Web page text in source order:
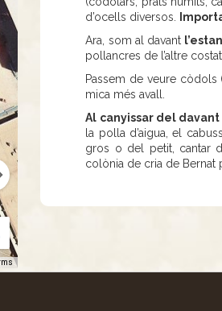
d’ocells diversos.
Ara, som al davant
pollancres de l’altre
Passem de veure còdols
mica més avall.
Al canyissar del
la polla d’aigua, el
gros o del petit, cantar
colònia de cria de Bernat